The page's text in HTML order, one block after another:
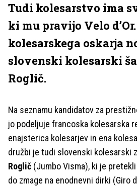
Tudi kolesarstvo ima
ki mu pravijo Velo
kolesarskega oskarja
slovenski kolesarski
Roglič.
Na seznamu kandidatov za
jo podeljuje francoska kolesarska
enajsterica kolesarjev in ena
družbi je tudi slovenski kolesarski
Roglič (Jumbo Visma), ki je
do zmage na enodnevni dirki (Giro